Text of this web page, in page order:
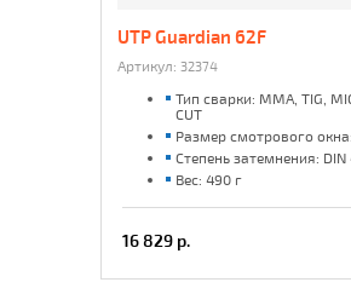
UTP Guardian 62F
Артикул: 32374
Тип сварки: MMA, TIG,
CUT
Размер смотрового
Степень затемнения:
Вес: 490 г
16 829 р.